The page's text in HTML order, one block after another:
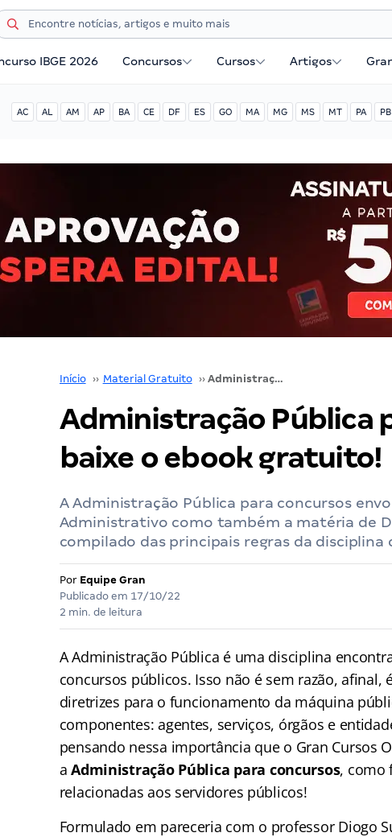
IBGE 2026 Concursos Cursos Artigos
AC AL AM AP BA CE DF ES GO MA MG MS MT PA PB
Início ›› Material Gratuito ›› Administração Pública para concursos: baixe o ebook gratuito!
Administração Pública
baixe o ebook gratuito!
A Administração Pública para concursos
Administrativo como também a matéria de
compilado das principais regras da
Por Equipe Gran
Publicado em 17/10/22
2 min. de leitura
A Administração Pública é uma disciplina
concursos públicos. Isso não é sem razão, afinal,
diretrizes para o funcionamento da máquina
componentes: agentes, serviços, órgãos e
pensando nessa importância que o Gran Cursos
aAdministração Pública para concursos, como
relacionadas aos servidores públicos!
Formulado em pareceria com o professor Diogo